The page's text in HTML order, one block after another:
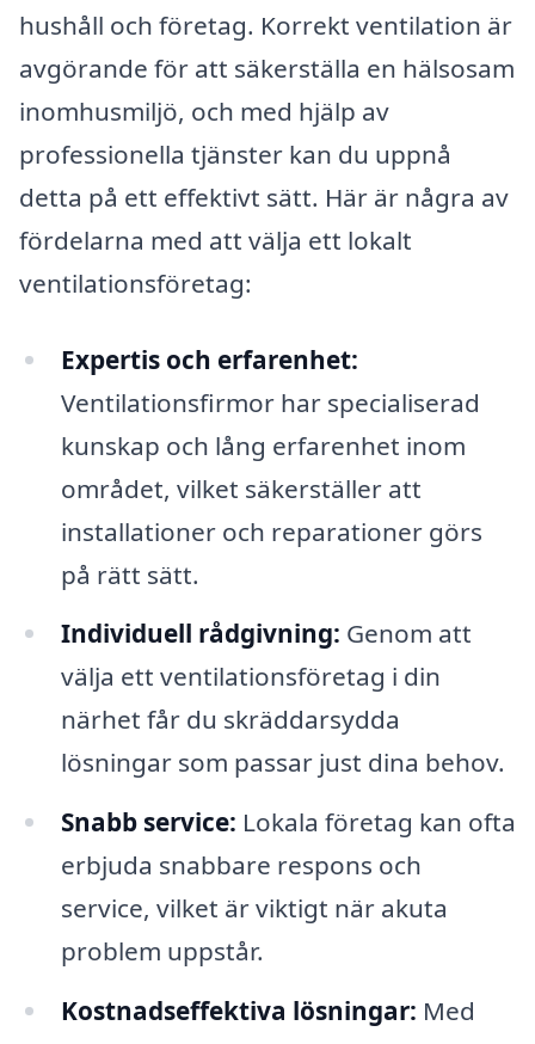
hushåll och företag. Korrekt ventilation är
avgörande för att säkerställa en hälsosam
inomhusmiljö, och med hjälp av
professionella tjänster kan du uppnå
detta på ett effektivt sätt. Här är några av
fördelarna med att välja ett lokalt
ventilationsföretag:
Expertis och erfarenhet:
Ventilationsfirmor har specialiserad
kunskap och lång erfarenhet inom
området, vilket säkerställer att
installationer och reparationer görs
på rätt sätt.
Individuell rådgivning: Genom att
välja ett ventilationsföretag i din
närhet får du skräddarsydda
lösningar som passar just dina behov.
Snabb service: Lokala företag kan ofta
erbjuda snabbare respons och
service, vilket är viktigt när akuta
problem uppstår.
Kostnadseffektiva lösningar: Med